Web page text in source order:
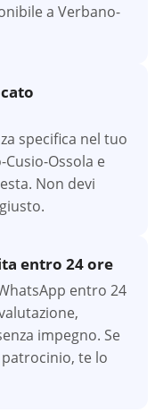
a Verbano-
specifica nel tuo
Ossola e
Non devi
entro 24 ore
entro 24
impegno. Se
te lo